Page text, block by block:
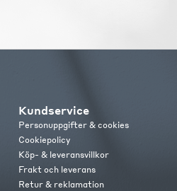
Kundservice
Personuppgifter & cookies
Cookiepolicy
Köp- & leveransvillkor
Frakt och leverans
Retur & reklamation